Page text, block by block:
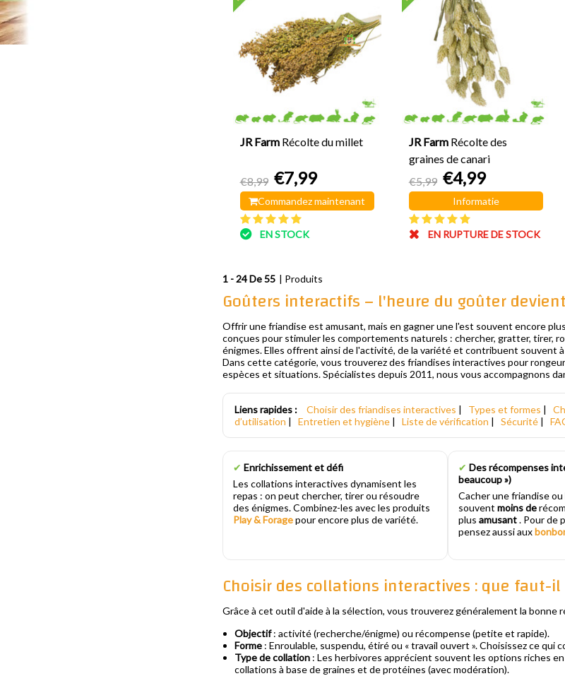
JR Farm Récolte du millet
€8,99 €7,99
Commandez maintenant
EN STOCK
JR Farm Récolte des
graines de canari
€5,99 €4,99
Informatie
EN RUPTURE DE STOCK
1 - 24 De 55 | Produits
Goûters interactifs – l'heure du goûter
Offrir une friandise est amusant, mais en gagner une l'est souvent encore
conçues pour stimuler les comportements naturels : chercher, gratter, tirer,
énigmes. Elles offrent ainsi de l'activité, de la variété et contribuent souvent
Dans cette catégorie, vous trouverez des friandises interactives pour
espèces et situations. Spécialistes depuis 2011, nous vous accompagnons
Liens rapides : Choisir des friandises interactives | Types et formes |
d’utilisation | Entretien et hygiène | Liste de vérification | Sécurité |
✔ Enrichissement et défi
Les collations interactives dynamisent les
repas : on peut chercher, tirer ou résoudre
des énigmes. Combinez-les avec les produits
Play & Foragepour encore plus de variété.
✔ Des récompenses
beaucoup »)
Cacher une friandise
souvent moins de
plus amusant. Pour de
pensez aussi aux
Choisir des collations interactives : que faut-il
Grâce à cet outil d'aide à la sélection, vous trouverez généralement la bonne
Objectif: activité (recherche/énigme) ou récompense (petite et rapide).
Forme : Enroulable, suspendu, étiré ou « travail ouvert ». Choisissez ce qui
Type de collation : Les herbivores apprécient souvent les options riches
collations à base de graines et de protéines (avec modération).